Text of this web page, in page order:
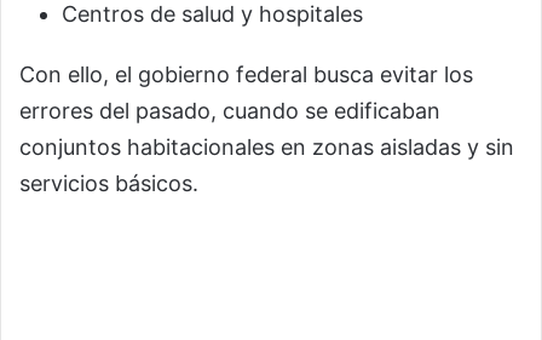
Centros de salud y hospitales
Con ello, el gobierno federal busca evitar los
errores del pasado, cuando se edificaban
conjuntos habitacionales en zonas aisladas y sin
servicios básicos.